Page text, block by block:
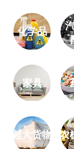
化学品
家具
超大货物 农